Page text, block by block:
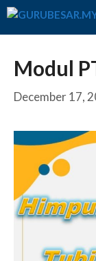
Skip
Modul
December 17,